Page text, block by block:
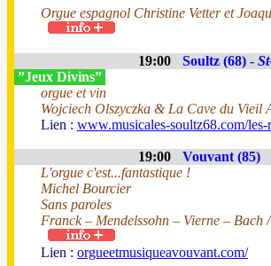
Orgue espagnol Christine Vetter et
19:00 Soultz (68) -
”Jeux Divins”
orgue et vin
Wojciech Olszyczka & La Cave du Vieil
Lien : www.musicales-soultz68.com/les-
19:00
Vouvant (85)
L'orgue c'est...fantastique !
Michel Bourcier
Sans paroles
Franck – Mendelssohn – Vierne – Bach
Lien : orgueetmusiqueavouvant.com/